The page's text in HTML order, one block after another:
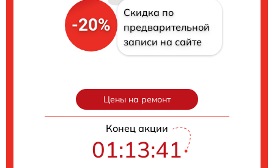
-20%
Скидка по
предварительной
записи на сайте
Цены на ремонт
Конец акции
01:13:40